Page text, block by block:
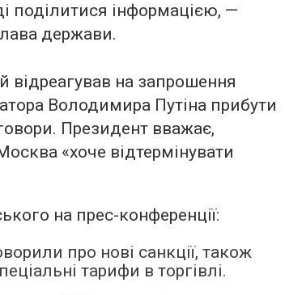
поділитися інформацією, —
держави.
відреагував на запрошення
Володимира Путіна прибути
Президент вважає,
«хоче відтермінувати
на прес-конференції:
про нові санкції, також
тарифи в торгівлі.